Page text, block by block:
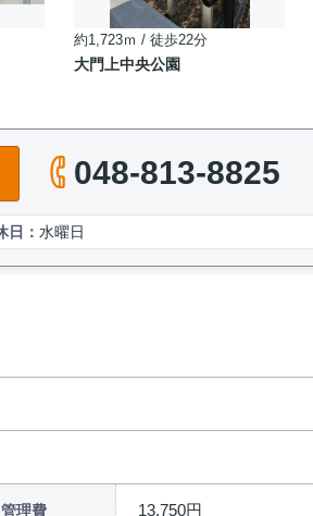
約1,723ｍ / 徒歩22分
大門上中央公園
048-813-8825
日： 水曜日
管理費 13,750円